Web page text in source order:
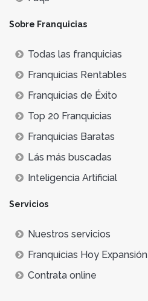
Sobre Franquicias
Todas las franquicias
Franquicias Rentables
Franquicias de Éxito
Top 20 Franquicias
Franquicias Baratas
Lás más buscadas
Inteligencia Artificial
Servicios
Nuestros servicios
Franquicias Hoy Expansión
Contrata online